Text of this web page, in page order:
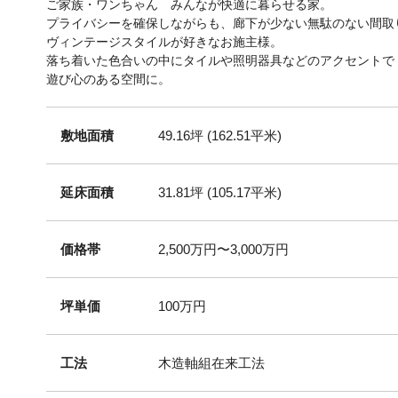
ご家族・ワンちゃん みんなが快適に暮らせる家。
プライバシーを確保しながらも、廊下が少ない無駄のない間取
ヴィンテージスタイルが好きなお施主様。
落ち着いた色合いの中にタイルや照明器具などのアクセントで
遊び心のある空間に。
敷地面積 49.16坪 (162.51平米)
延床面積 31.81坪 (105.17平米)
価格帯 2,500万円〜3,000万円
坪単価 100万円
工法 木造軸組在来工法